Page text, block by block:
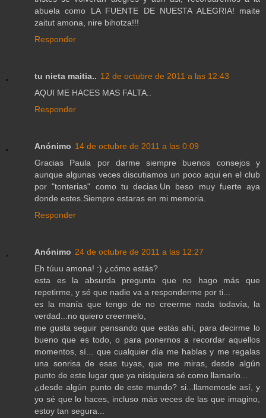
abuela como LA FUENTE DE NUESTA ALEGRIA! maite
zaitut amona, nire bihotza!!!
Responder
tu nieta maitia.. 12 de octubre de 2011 a las 12:43
AQUI ME HACES MAS FALTA..
Responder
Anónimo 14 de octubre de 2011 a las 0:09
Gracias Paula por darme siempre buenos consejos y
aunque algunas veces discutiamos un poco aqui en el club
por "tonterias" como tu decias.Un beso muy fuerte aya
donde estes.Siempre estaras en mi memoria.
Responder
Anónimo 24 de octubre de 2011 a las 12:27
Eh túuu amona! :) ¿cómo estás?
esta es la absurda pregunta que no hago más que
repetirme, y sé que nadie va a responderme por ti...
es la manía que tengo de no creerme nada todavía, la
verdad...no quiero creermelo,
me gusta seguir pensando que estás ahí, para decirme lo
bueno que es todo, o para ponernos a recordar aquellos
momentos, sí... que cualquier día me hablas y me regalas
una sonrisa de esas tuyas, que me miras, desde algún
punto de este lugar que ya nisiquiera sé como llamarlo...
¿desde algún punto de este mundo? si...llamemosle así, y
yo sé que lo haces, incluso más veces de las que imagino,
estoy tan segura...